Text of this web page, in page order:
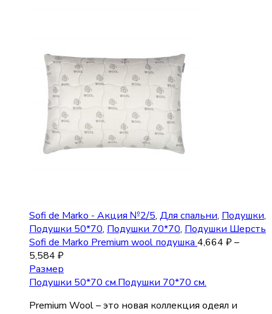
Sofi de Marko - Акция №2/5, Для спальни, Подушки,
Подушки 50*70, Подушки 70*70, Подушки Шерсть
Sofi de Marko Premium wool подушка 4,664 ₽–
5,584 ₽
Размер
Подушки 50*70 см.Подушки 70*70 см.
Premium Wool – это новая коллекция одеял и